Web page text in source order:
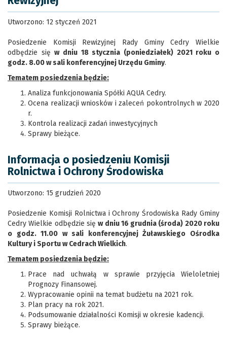
Utworzono: 12 styczeń 2021
Posiedzenie Komisji Rewizyjnej Rady Gminy Cedry Wielkie
odbędzie sięw dniu 18 stycznia (poniedziałek) 2021 roku o
godz. 8.00 w sali konferencyjnej Urzędu Gminy.
Tematem posiedzenia będzie:
Analiza funkcjonowania Spółki AQUA Cedry.
Ocena realizacji wniosków i zaleceń pokontrolnych w 2020
r.
Kontrola realizacji zadań inwestycyjnych
Sprawy bieżące.
Informacja o posiedzeniu Komisji
Rolnictwa i Ochrony Środowiska
Utworzono: 15 grudzień 2020
Posiedzenie Komisji Rolnictwa i Ochrony Środowiska Rady Gminy
Cedry Wielkie odbędzie sięw dniu 16 grudnia (środa) 2020 roku
o godz. 11.00 w sali konferencyjnej Żuławskiego Ośrodka
Kultury i Sportu w Cedrach Wielkich.
Tematem posiedzenia będzie:
Prace nad uchwałą w sprawie przyjęcia Wieloletniej
Prognozy Finansowej.
Wypracowanie opinii na temat budżetu na 2021 rok.
Plan pracy na rok 2021.
Podsumowanie działalności Komisji w okresie kadencji.
Sprawy bieżące.